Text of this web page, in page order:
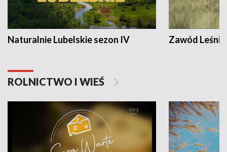
Naturalnie Lubelskie sezon IV Zawód Leśnik
ROLNICTWO I WIEŚ